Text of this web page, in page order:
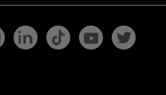
linkedingoogleplus
pinterest
twitter